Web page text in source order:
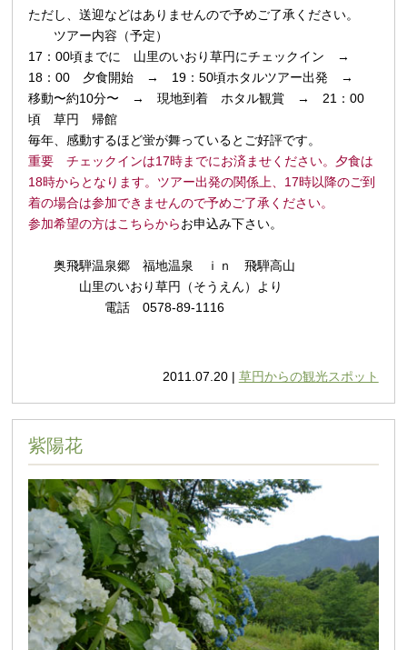
ただし、送迎などはありませんので予めご了承ください。
ツアー内容（予定）
17：00頃までに 山里のいおり草円にチェックイン →
18：00 夕食開始 → 19：50頃ホタルツアー出発 →
移動〜約10分〜 → 現地到着 ホタル観賞 → 21：00
頃 草円 帰館
毎年、感動するほど蛍が舞っているとご好評です。
重要 チェックインは17時までにお済ませください。夕食は
18時からとなります。ツアー出発の関係上、17時以降のご到
着の場合は参加できませんので予めご了承ください。
参加希望の方はこちらからお申込み下さい。
奥飛騨温泉郷 福地温泉 ｉｎ 飛騨高山
山里のいおり草円（そうえん）より
電話 0578-89-1116
2011.07.20 | 草円からの観光スポット
紫陽花